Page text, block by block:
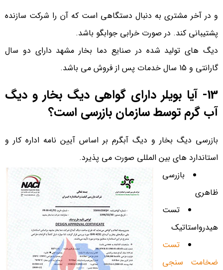
و در آخر مشتری به دنبال دستگاهی است که آن را شرکت سازنده
پشتیبانی کند. در صورت خرابی جوابگو باشد.
دیگ های تولید شده در صنایع دما بخار مشهد دارای دو سال
گارانتی و 15 سال خدمات پس از فروش می باشد.
13- آیا بویلر دارای گواهی دیگ بخار و دیگ
آب گرم توسط سازمان بازرسی است؟
بازرسی دیگ بخار و دیگ آبگرم بر اساس آیین نامه اداره کار و
استاندارد های بین المللی صورت می پذیرد.
بازرسی
ظاهری
تست
هیدرواستاتیک
تست
ضخامت سنجی